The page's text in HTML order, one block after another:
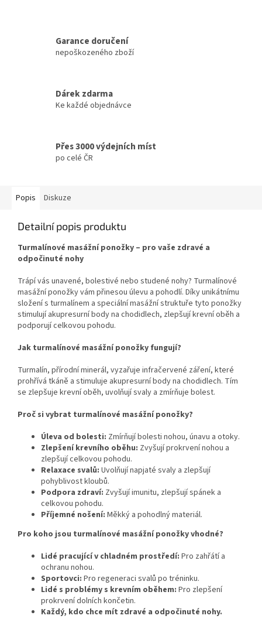
Garance doručení
nepoškozeného zboží
Dárek zdarma
Ke každé objednávce
Přes 3000 výdejních míst
po celé ČR
Popis Diskuze
Detailní popis produktu
Turmalínové masážní ponožky – pro vaše zdravé a
odpočinuté nohy
Trápí vás unavené, bolestivé nebo studené nohy? Turmalínové
masážní ponožky vám přinesou úlevu a pohodlí. Díky unikátnímu
složení s turmalínem a speciální masážní struktuře tyto ponožky
stimulují akupresurní body na chodidlech, zlepšují krevní oběh a
podporují celkovou pohodu.
Jak turmalínové masážní ponožky fungují?
Turmalín, přírodní minerál, vyzařuje infračervené záření, které
prohřívá tkáně a stimuluje akupresurní body na chodidlech. Tím
se zlepšuje krevní oběh, uvolňují svaly a zmírňuje bolest.
Proč si vybrat turmalínové masážní ponožky?
Úleva od bolesti: Zmírňují bolesti nohou, únavu a otoky.
Zlepšení krevního oběhu: Zvyšují prokrvení nohou a
zlepšují celkovou pohodu.
Relaxace svalů: Uvolňují napjaté svaly a zlepšují
pohyblivost kloubů.
Podpora zdraví: Zvyšují imunitu, zlepšují spánek a
celkovou pohodu.
Příjemné nošení: Měkký a pohodlný materiál.
Pro koho jsou turmalínové masážní ponožky vhodné?
Lidé pracující v chladném prostředí: Pro zahřátí a
ochranu nohou.
Sportovci: Pro regeneraci svalů po tréninku.
Lidé s problémy s krevním oběhem: Pro zlepšení
prokrvení dolních končetin.
Každý, kdo chce mít zdravé a odpočinuté nohy.